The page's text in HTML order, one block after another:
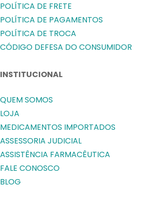
POLÍTICA DE FRETE
POLÍTICA DE PAGAMENTOS
POLÍTICA DE TROCA
CÓDIGO DEFESA DO CONSUMIDOR
INSTITUCIONAL
QUEM SOMOS
LOJA
MEDICAMENTOS IMPORTADOS
ASSESSORIA JUDICIAL
ASSISTÊNCIA FARMACÊUTICA
FALE CONOSCO
BLOG